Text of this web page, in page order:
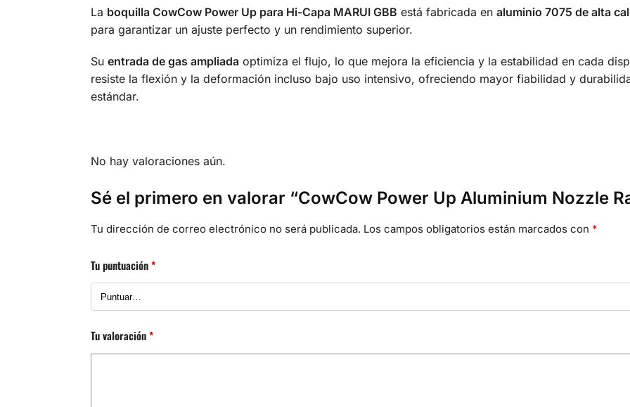
La boquilla CowCow Power Up para Hi-Capa MARUI GBB está fabricada en aluminio 7075 de alta
para garantizar un ajuste perfecto y un rendimiento superior.
Su entrada de gas ampliadaoptimiza el flujo, lo que mejora la eficiencia y la estabilidad en cada
resiste la flexión y la deformación incluso bajo uso intensivo, ofreciendo mayor fiabilidad y
estándar.
No hay valoraciones aún.
Sé el primero en valorar “CowCow Power Up Aluminium Nozzle
Tu dirección de correo electrónico no será publicada. Los campos obligatorios están marcados con *
Tu puntuación*
Tu valoración*